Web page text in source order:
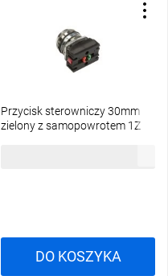
Przycisk sterowniczy 30mm
zielony z samopowrotem 1Z
DO KOSZYKA